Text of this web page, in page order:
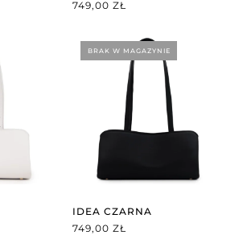
749,00 ZŁ
BRAK W MAGAZYNIE
IDEA CZARNA
749,00 ZŁ